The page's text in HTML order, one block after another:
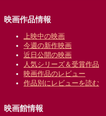
映画作品情報
上映中の映画
今週の新作映画
近日公開の映画
人気シリーズ＆受賞作品
映画作品のレビュー
作品別にレビューを読む
映画館情報